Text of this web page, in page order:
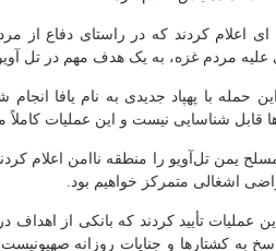
ای اعلام کردند که در راستای دفاع
مردم غزه، به یک هدف مهم در تل
حمله با پهپاد جدیدی به نام یافا
قابل شناسایی نیست و این عملیات
مسلح یمن تل‌آویو را منطقه ناامن اعلام
اشغالی متمرکز خواهیم بود.
عملیات تأیید کردند که بانکی از
پاسخ به کشتارها و جنایات روزانه